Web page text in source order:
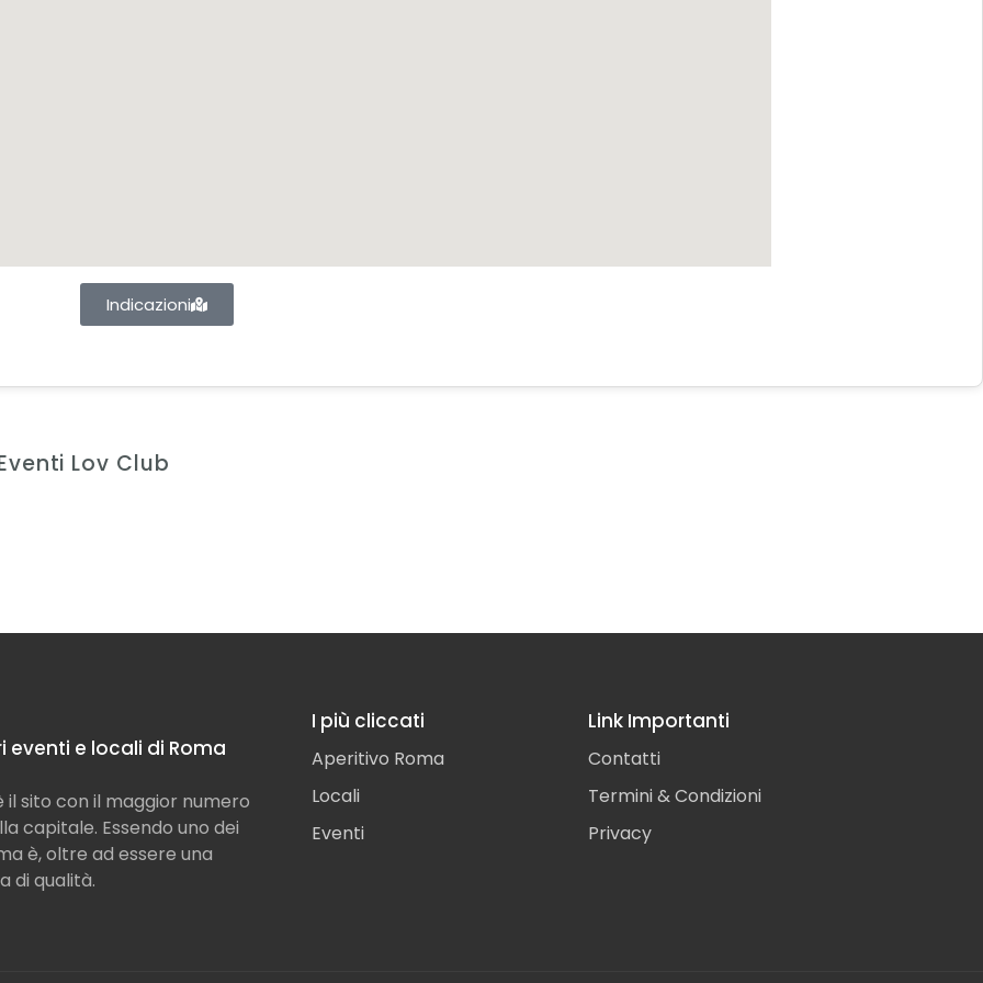
Indicazioni
Lov Club
eventi e locali di Roma
il sito con il maggior numero
capitale. Essendo uno dei
è, oltre ad essere una
di qualità.
I più cliccati
Aperitivo Roma
Locali
Eventi
Link Importanti
Contatti
Termini & Condizioni
Privacy